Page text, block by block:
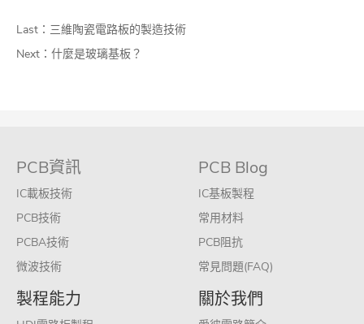
Last： 三維陶瓷電路板的製造技術
Next： 什麼是玻璃基板？
PCB資訊
IC載板技術
PCB技術
PCBA技術
微波技術
PCB Blog
IC基板製程
常用材料
PCB阻抗
常見問題(FAQ)
製程能力 關於我們